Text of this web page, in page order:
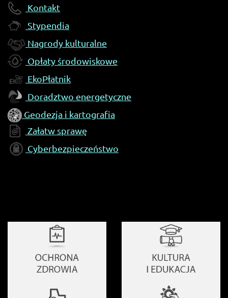
Kontakt
Stypendia
Nagrody kulturalne
Opłaty środowiskowe
EkoPłatnik
Doradztwo energetyczne
Geodezja i kartografia
Załatw sprawę
Cyberbezpieczeństwo